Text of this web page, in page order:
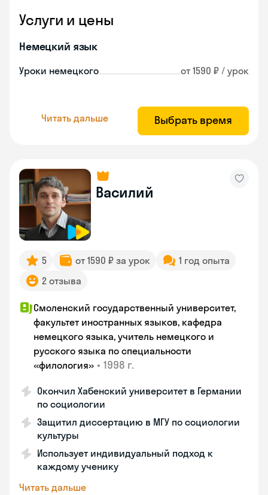
Услуги и цены
Немецкий язык
Уроки немецкого от 1590 ₽ / урок
Читать дальше Выбрать время
Василий
5 от 1590 ₽ за урок
1 год опыта
2 отзыва
Смоленский государственный университет,
факультет иностранных языков, кафедра
немецкого языка, учитель немецкого и
русского языка по специальности
«филология» • 1998 г.
Окончил Хабенский университет в Германии
по социологии
Защитил диссертацию в МГУ по социологии
культуры
Использует индивидуальный подход к
каждому ученику
Читать дальше